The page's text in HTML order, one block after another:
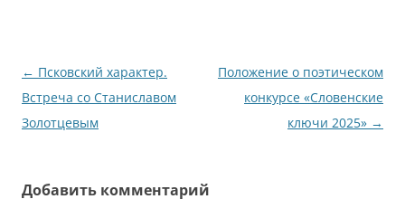
Навигация
по
записям
← Псковский характер.
Встреча со Станиславом
Золотцевым
Положение о поэтическом
конкурсе «Словенские
ключи 2025» →
Добавить комментарий